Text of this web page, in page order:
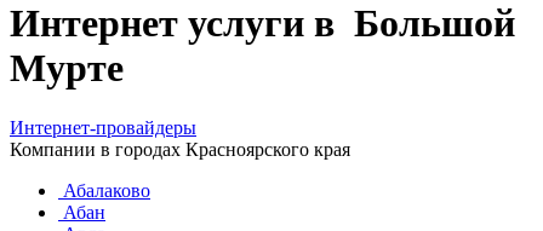
Интернет услуги в Большой
Мурте
Интернет-провайдеры
Компании в городах Красноярского края
Абалаково
Абан